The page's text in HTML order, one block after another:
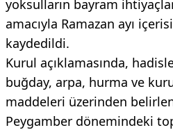
yoksulların bayram
amacıyla Ramazan ayı
kaydedildi.
Kurul açıklamasında,
buğday, arpa, hurma ve
maddeleri üzerinden
Peygamber dönemindeki